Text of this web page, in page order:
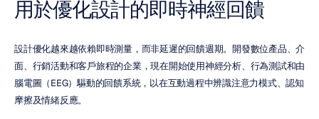
用於優化設計的即時神經回饋
設計優化越來越依賴即時測量，而非延遲的回饋週期。開發數位產品、介
面、行銷活動和客戶旅程的企業，現在開始使用神經分析、行為測試和由
腦電圖（EEG）驅動的回饋系統，以在互動過程中辨識注意力模式、認知
摩擦及情緒反應。